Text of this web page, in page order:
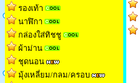
รองเท้า
นาฬิกา
กล่องใส่ทิชช
ผ้าม่าน
ชุดนอน
มุ้งเหลี่ยม/กลม/ครอบ